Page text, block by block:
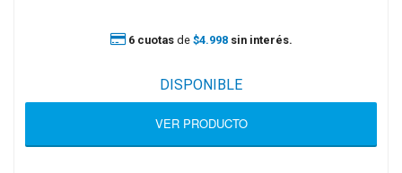
6 cuotasde $4.998 sin interés.
DISPONIBLE
VER PRODUCTO